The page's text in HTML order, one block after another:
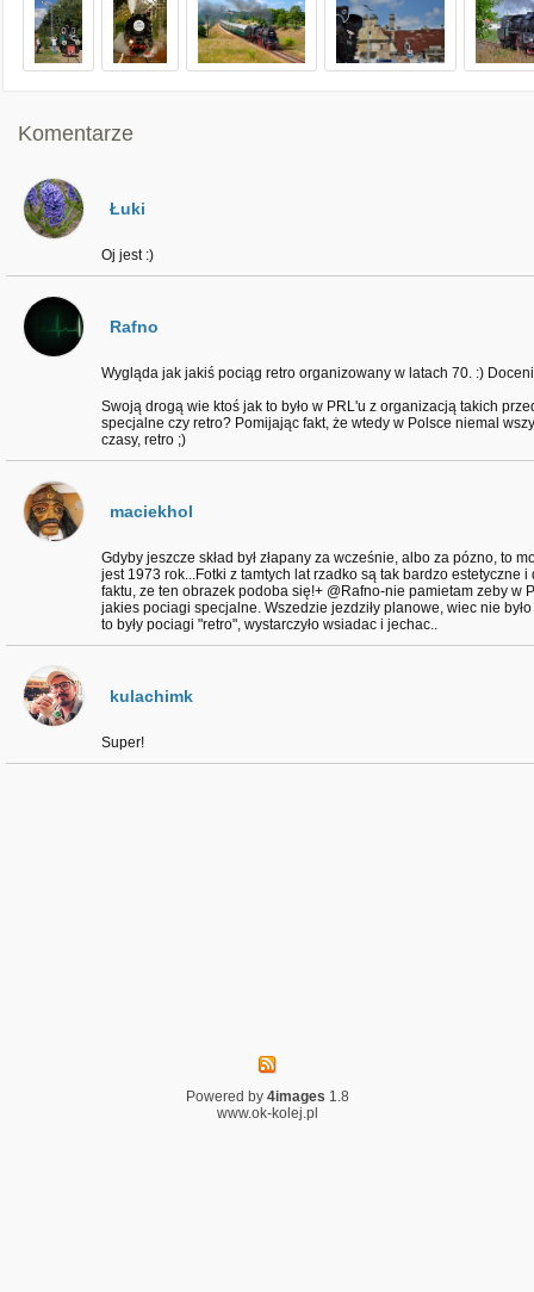
Komentarze
Łuki
Oj jest :)
Rafno
Wygląda jak jakiś pociąg retro organizowany w latach 70. :)
Swoją drogą wie ktoś jak to było w PRL'u z organizacją takich
specjalne czy retro? Pomijając fakt, że wtedy w Polsce niemal
czasy, retro ;)
maciekhol
Gdyby jeszcze skład był złapany za wcześnie, albo za pózno, to
jest 1973 rok...Fotki z tamtych lat rzadko są tak bardzo estetyczne
faktu, ze ten obrazek podoba się!+ @Rafno-nie pamietam zeby w
jakies pociagi specjalne. Wszedzie jezdziły planowe, wiec nie
to były pociagi "retro", wystarczyło wsiadac i jechac..
kulachimk
Super!
Powered by 4images 1.8
www.ok-kolej.pl